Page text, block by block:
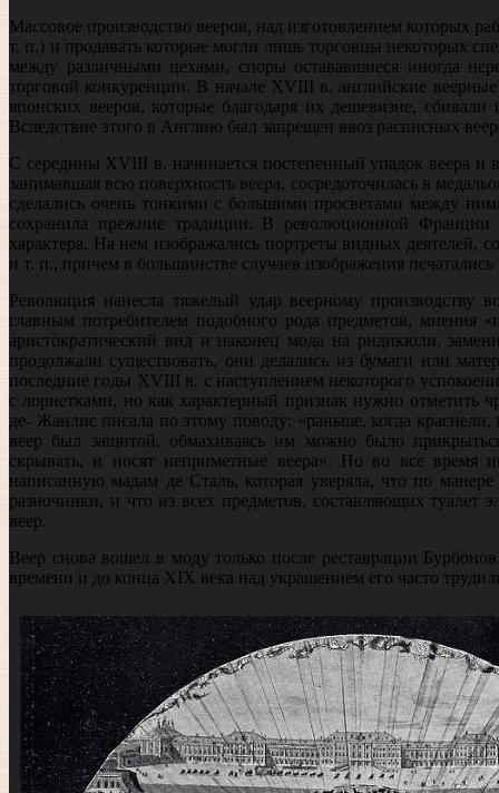
Массовое производство вееров, над изготовлением которых
т. п.) и продавать которые могли лишь торговцы некоторых
между раз­личными цехами, споры остававшиеся иногда
торговой конкуренции. В начале XVIII в. английские веерные
японских вееров, которые благодаря их дешевизне,
Вследствие этого в Англию был запрещен ввоз расписных
С середины XVIII в. начинается постепенный упадок веера и
занимавшая всю поверхность веера, сосредоточилась в
сделались очень тон­кими с большими просветами между
сохранила прежние традиции. В революционной Франции
характера. На нем изображались портреты видных
и т. п., причем в большинстве случаев изображения
Революция нанесла тяжелый удар веерному производству
главным по­требителем подобного рода предметов, мнения
аристократический вид и наконец мода на ридикюли,
продолжали существовать, они делались из бумаги или
последние годы XVIII в. с наступлением некоторого
с лорнетками, но как характерный признак нужно отметить
де- Жанлис писала по этому поводу: «раньше, когда
веер был защитой, обмахиваясь им можно было
скрывать, и носят непри­метные веера». Но во все время
написанную мадам де Сталь, которая уверяла, что по
разночинки, и что из всех предметов, составляющих
веер.
Веер снова вошел в моду только после реставрации
времени и до конца XIX века над украшением его часто